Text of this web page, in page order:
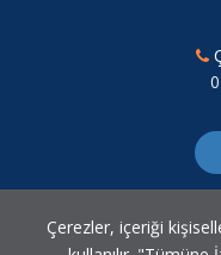
Çerezler, içeriği